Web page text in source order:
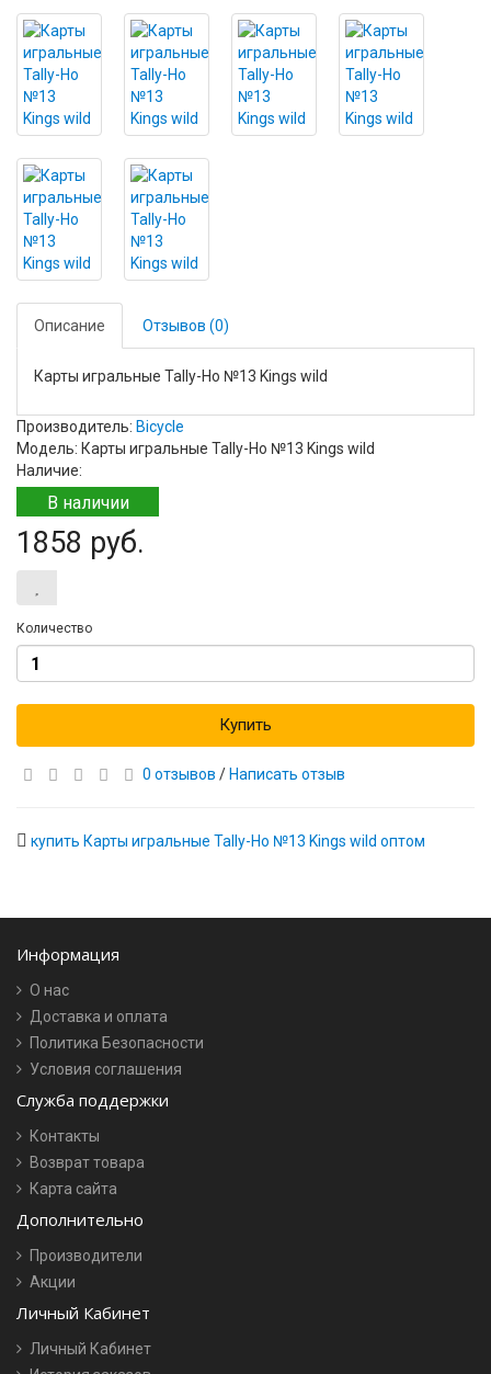
Описание Отзывов (0)
Карты игральные Tally-Ho №13 Kings wild
Производитель: Bicycle
Модель: Карты игральные Tally-Ho №13 Kings wild
Наличие:
В наличии
1858 руб.
Количество
Купить
0 отзывов / Написать отзыв
купить Карты игральные Tally-Ho №13 Kings wild оптом
Информация
О нас
Доставка и оплата
Политика Безопасности
Условия соглашения
Служба поддержки
Контакты
Возврат товара
Карта сайта
Дополнительно
Производители
Акции
Личный Кабинет
Личный Кабинет